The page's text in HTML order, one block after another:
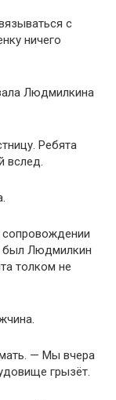
с
ничего
Людмилкина
Ребята
вслед.
был Людмилкин
толком не
— Мы вчера
грызёт.